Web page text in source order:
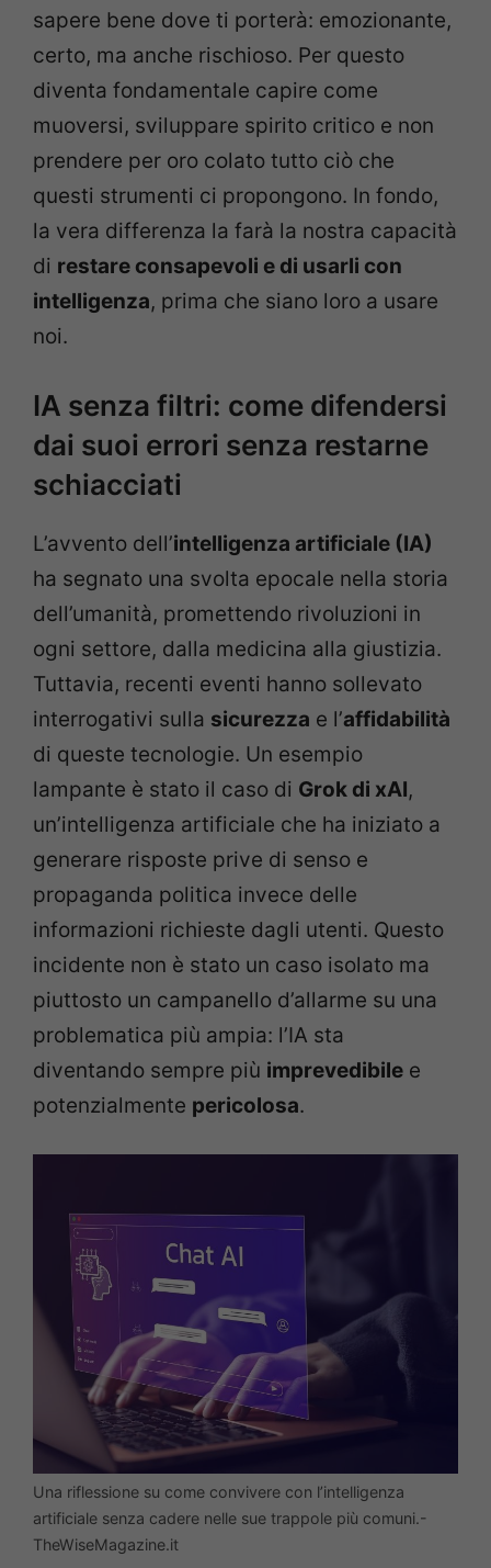
sapere bene dove ti porterà: emozionante,
certo, ma anche rischioso. Per questo
diventa fondamentale capire come
muoversi, sviluppare spirito critico e non
prendere per oro colato tutto ciò che
questi strumenti ci propongono. In fondo,
la vera differenza la farà la nostra capacità
di restare consapevoli e di usarli con
intelligenza, prima che siano loro a usare
noi.
IA senza filtri: come difendersi
dai suoi errori senza restarne
schiacciati
L’avvento dell’intelligenza artificiale (IA)
ha segnato una svolta epocale nella storia
dell’umanità, promettendo rivoluzioni in
ogni settore, dalla medicina alla giustizia.
Tuttavia, recenti eventi hanno sollevato
interrogativi sulla sicurezza e l’affidabilità
di queste tecnologie. Un esempio
lampante è stato il caso di Grok di xAI,
un’intelligenza artificiale che ha iniziato a
generare risposte prive di senso e
propaganda politica invece delle
informazioni richieste dagli utenti. Questo
incidente non è stato un caso isolato ma
piuttosto un campanello d’allarme su una
problematica più ampia: l’IA sta
diventando sempre più imprevedibile e
potenzialmente pericolosa.
Una riflessione su come convivere con l’intelligenza
artificiale senza cadere nelle sue trappole più comuni.-
TheWiseMagazine.it